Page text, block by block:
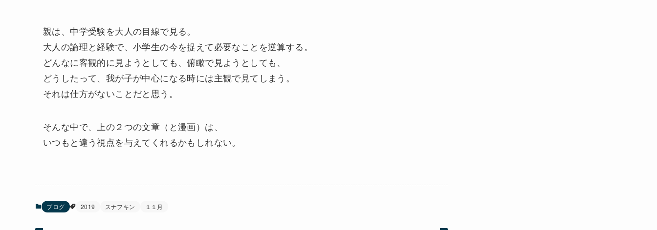
親は、中学受験を大人の目線で見る。
大人の論理と経験で、小学生の今を捉えて必要なことを逆算する。
どんなに客観的に見ようとしても、俯瞰で見ようとしても、
どうしたって、我が子が中心になる時には主観で見てしまう。
それは仕方がないことだと思う。
そんな中で、上の２つの文章（と漫画）は、
いつもと違う視点を与えてくれるかもしれない。
ブログ 2019 スナフキン １１月